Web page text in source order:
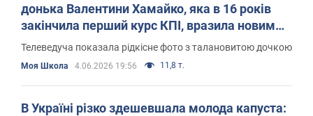
донька Валентини Хамайко, яка в 16 років
закінчила перший курс КПІ, вразила новим
успіхом
Телеведуча показала рідкісне фото з талановитою дочкою
Моя Школа 4.06.2026 19:56 11,8 т.
В Україні різко здешевшала молода капуста: